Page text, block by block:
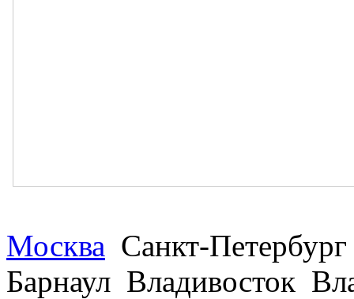
Москва Санкт-
Барнаул Владивосток